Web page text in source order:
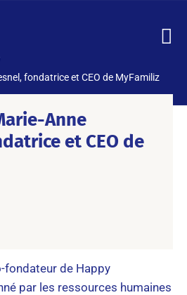
fondatrice et CEO de MyFamiliz
Anne
et CEO de
fondateur de Happy
par les ressources humaines